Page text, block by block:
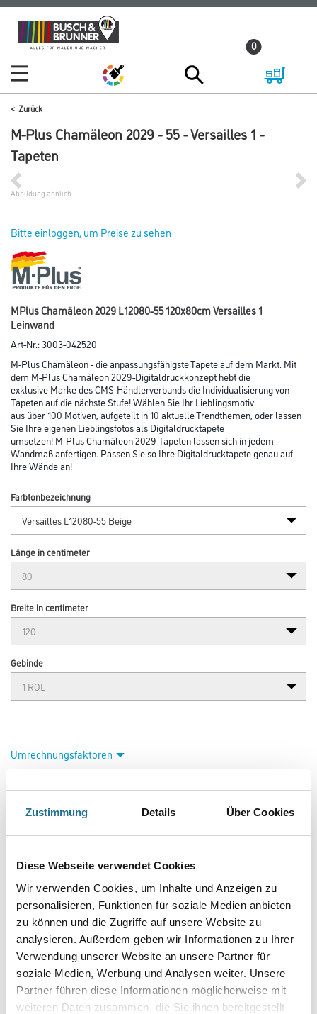
Zustimmung Details Über Cookies
Diese Webseite verwendet Cookies
Wir verwenden Cookies, um Inhalte und Anzeigen zu
personalisieren, Funktionen für soziale Medien anbieten
zu können und die Zugriffe auf unsere Website zu
analysieren. Außerdem geben wir Informationen zu Ihrer
Verwendung unserer Website an unsere Partner für
soziale Medien, Werbung und Analysen weiter. Unsere
Partner führen diese Informationen möglicherweise mit
weiteren Daten zusammen, die Sie ihnen bereitgestellt
Zum
Inhalt
Zum
Navigationsmenü
0
Zurück
M-Plus Chamäleon 2029 - 55 - Versailles 1 -
Tapeten
Abbildung ähnlich
Bitte einloggen, um Preise zu sehen
MPlus Chamäleon 2029 L12080-55 120x80cm Versailles 1
Leinwand
Art-Nr.:3003-042520
M-Plus Chamäleon - die anpassungsfähigste Tapete auf dem Markt. Mit
dem M-Plus Chamäleon 2029-Digitaldruckkonzept hebt die
exklusive Marke des CMS-Händlerverbunds die Individualisierung von
Tapeten auf die nächste Stufe! Wählen Sie Ihr Lieblingsmotiv
aus über 100 Motiven, aufgeteilt in 10 aktuelle Trendthemen, oder lassen
Sie Ihre eigenen Lieblingsfotos als Digitaldrucktapete
umsetzen! M-Plus Chamäleon 2029-Tapeten lassen sich in jedem
Wandmaß anfertigen. Passen Sie so Ihre Digitaldrucktapete genau auf
Ihre Wände an!
Farbtonbezeichnung
Länge in centimeter
Breite in centimeter
Gebinde
Umrechnungsfaktoren
PRODUKTEIGENSCHAFTEN
Produkteigenschaft
- Über 100 Motive für jeden Geschmack
- Ihre individuellen Wandabmessungen
- Farblich anpassbare Tapetenmotive
- Hochwertige Trägermaterialien